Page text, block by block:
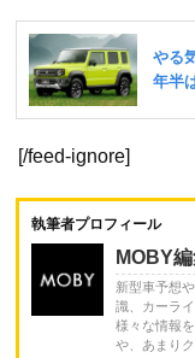
[/feed-ignore]
執筆者プロフィール
MOBY
新型車予想
識、カーラ
様々な情報
や、あまり